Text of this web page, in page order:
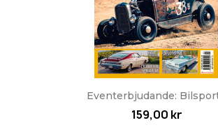
Eventerbjudande:
159,00 kr